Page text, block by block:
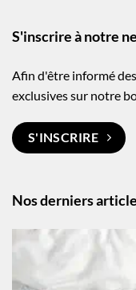
Nos derniers
S'inscrire à notre
Afin d'être informé
exclusives sur notre
S'INSCRIRE